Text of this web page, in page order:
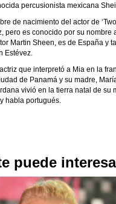
percusionista mexicana
de nacimiento del actor de
pero es conocido por su nombre
Martin Sheen, es de España y
Estévez.
que interpretó a Mia en la
de Panamá y su madre,
vivió en la tierra natal de su
habla portugués.
puede